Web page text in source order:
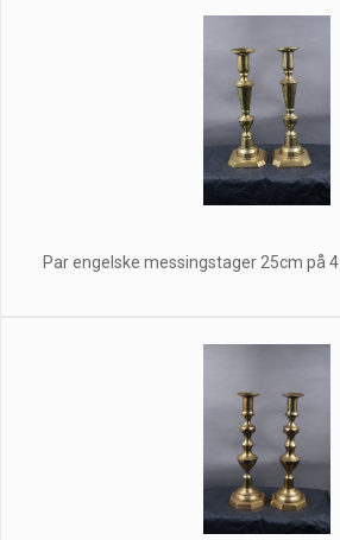
Par engelske messingstager 25cm på